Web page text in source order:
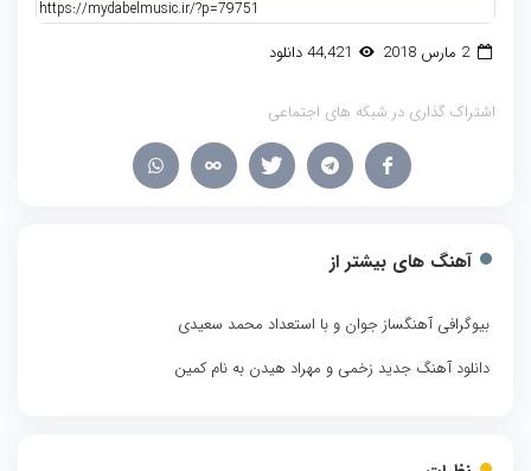
2 مارس 2018
اشتراک گذاری در شبکه های اجتماعی
آهنگ های بیشتر از
بیوگرافی آهنگساز جوان و با استعداد محمد سعیدی
دانلود آهنگ جدید زخمی و مهراد هیدن به نام کمین